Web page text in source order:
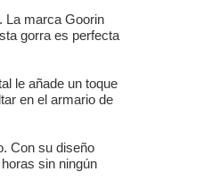
La marca Goorin
gorra es perfecta
le añade un toque
en el armario de
Con su diseño
sin ningún